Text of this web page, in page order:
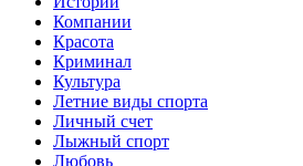
Компании
Красота
Криминал
Культура
Летние виды спорта
Личный счет
Лыжный спорт
Любовь